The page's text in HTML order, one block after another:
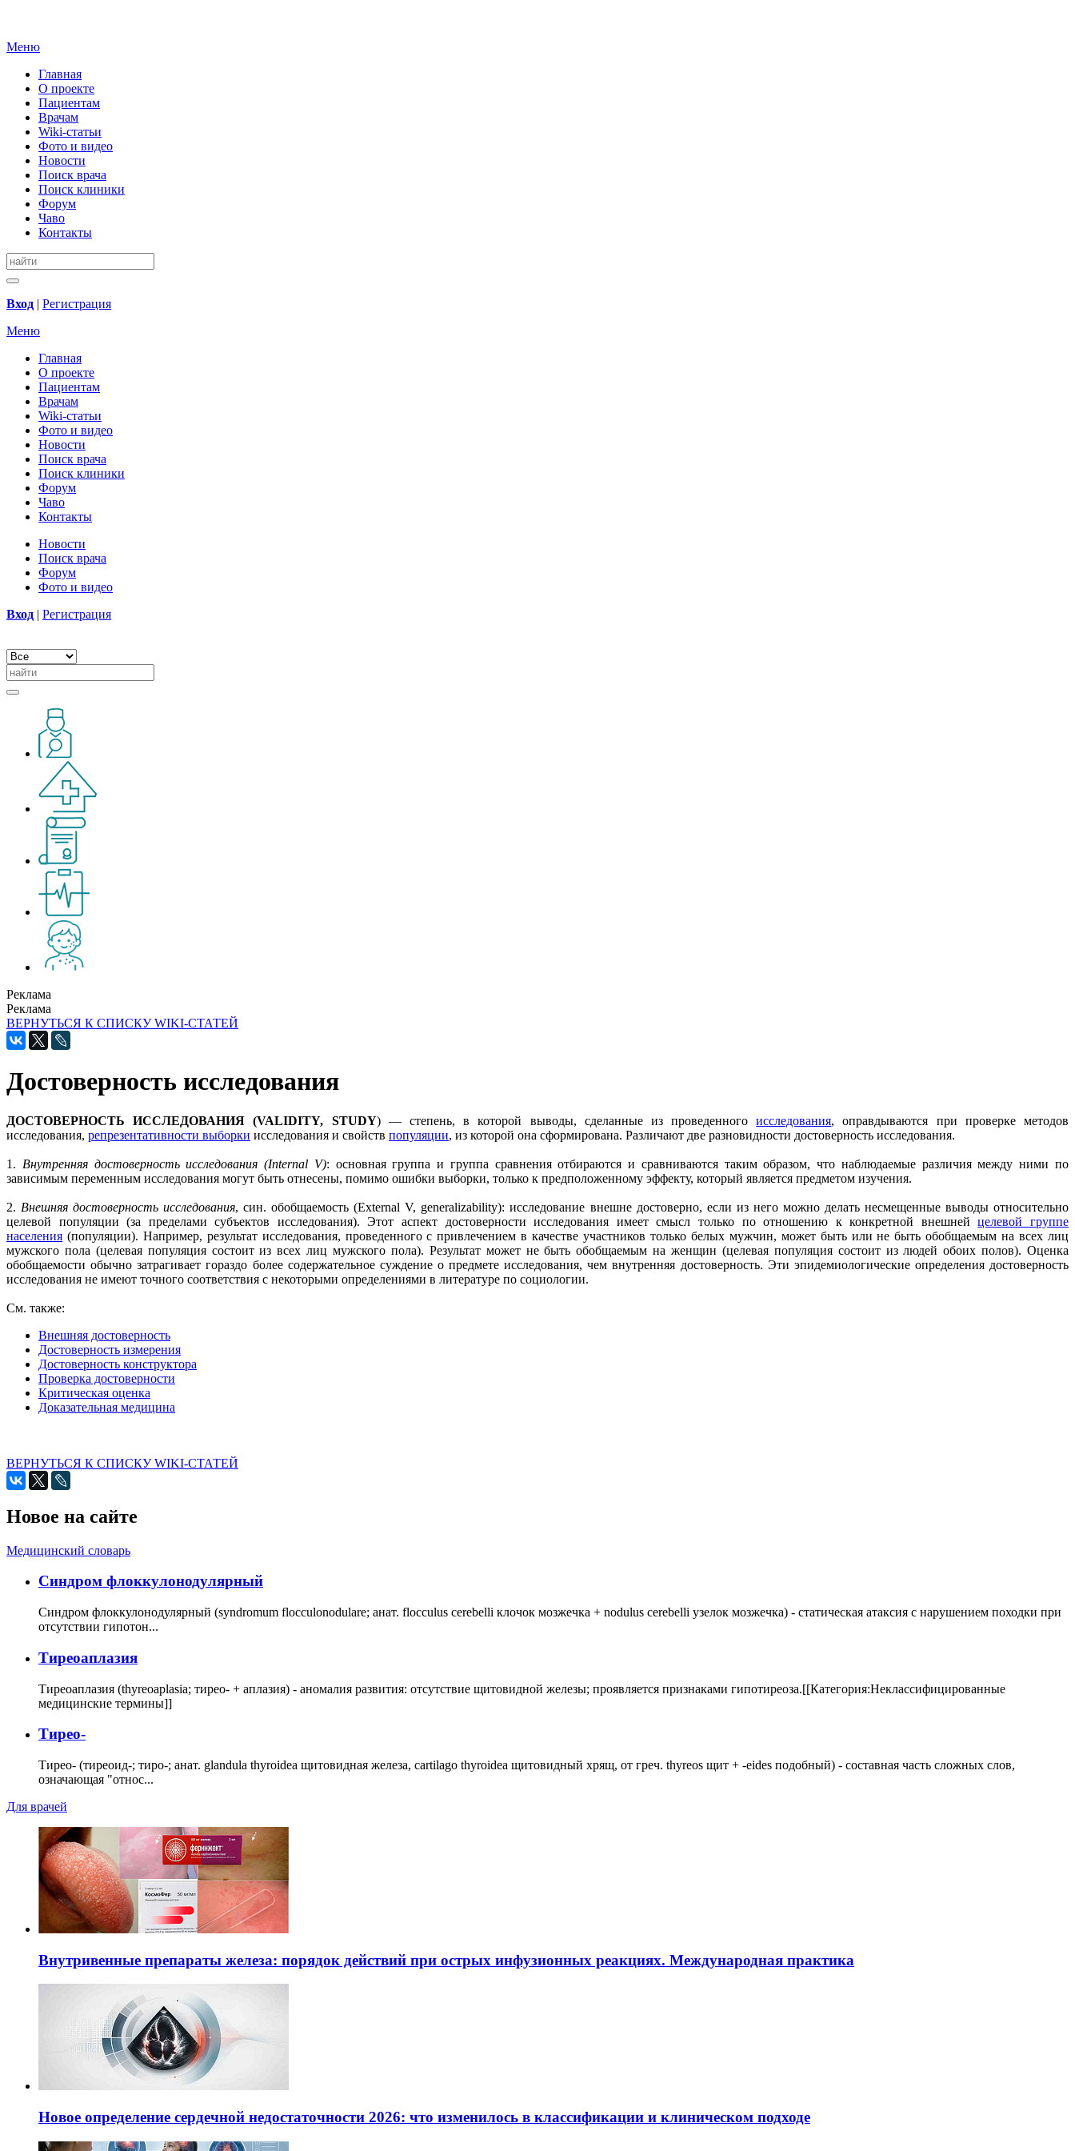
Меню
Главная
О проекте
Пациентам
Врачам
Wiki-статьи
Фото и видео
Новости
Поиск врача
Поиск клиники
Форум
Чаво
Контакты
Вход | Регистрация
Меню
Главная
О проекте
Пациентам
Врачам
Wiki-статьи
Фото и видео
Новости
Поиск врача
Поиск клиники
Форум
Чаво
Контакты
Новости
Поиск врача
Форум
Фото и видео
Вход | Регистрация
Реклама
Реклама
ВЕРНУТЬСЯ К СПИСКУ WIKI-СТАТЕЙ
Достоверность исследования
ДОСТОВЕРНОСТЬ ИССЛЕДОВАНИЯ (VALIDITY, STUDY) — степень, в которой выводы, сделанные из проведенногоисследования, оправдываются при проверке методов
исследования, репрезентативности выборки исследования и свойств популяции, из которой она сформирована. Различают две разновидности достоверность исследования.
1. Внутренняя достоверность исследования (Internal V): основная группа и группа сравнения отбираются и сравниваются таким образом, что наблюдаемые различия между ними по
зависимым переменным исследования могут быть отнесены, помимо ошибки выборки, только к предположенному эффекту, который является предметом изучения.
2. Внешняя достоверность исследования, син. обобщаемость (External V, generalizability): исследование внешне достоверно, если из него можно делать несмещенные выводы относительно
целевой популяции (за пределами субъектов исследования). Этот аспект достоверности исследования имеет смысл только по отношению к конкретной внешнейцелевой группе
населения (популяции). Например, результат исследования, проведенного с привлечением в качестве участников только белых мужчин, может быть или не быть обобщаемым на всех лиц
мужского пола (целевая популяция состоит из всех лиц мужского пола). Результат может не быть обобщаемым на женщин (целевая популяция состоит из людей обоих полов). Оценка
обобщаемости обычно затрагивает гораздо более содержательное суждение о предмете исследования, чем внутренняя достоверность. Эти эпидемиологические определения достоверность
исследования не имеют точного соответствия с некоторыми определениями в литературе по социологии.
См. также:
Внешняя достоверность
Достоверность измерения
Достоверность конструктора
Проверка достоверности
Критическая оценка
Доказательная медицина
ВЕРНУТЬСЯ К СПИСКУ WIKI-СТАТЕЙ
Новое на сайте
Медицинский словарь
Cиндром флоккулонодулярный
Синдром флоккулонодулярный (syndromum flocculonodulare; анат. flocculus cerebelli клочок мозжечка + nodulus cerebelli узелок мозжечка) - статическая атаксия с нарушением походки при
отсутствии гипотон...
Тиреоаплазия
Тиреоаплазия (thyreoaplasia; тирео- + аплазия) - аномалия развития: отсутствие щитовидной железы; проявляется признаками гипотиреоза.[[Категория:Неклассифицированные
медицинские термины]]
Тирео-
Тирео- (тиреоид-; тиро-; анат. glandula thyroidea щитовидная железа, cartilago thyroidea щитовидный хрящ, от греч. thyreos щит + -eides подобный) - составная часть сложных слов,
означающая "относ...
Для врачей
Внутривенные препараты железа: порядок действий при острых инфузионных реакциях. Международная практика
Новое определение сердечной недостаточности 2026: что изменилось в классификации и клиническом подходе